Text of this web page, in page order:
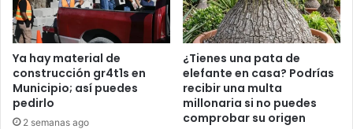
Ya hay material de
construcción gr4t1s en
Municipio; así puedes
pedirlo
2 semanas ago
¿Tienes una pata de
elefante en casa? Podrías
recibir una multa
millonaria si no puedes
comprobar su origen